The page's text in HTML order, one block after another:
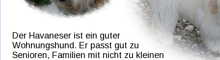
Der Havaneser ist ein guter
Wohnungshund. Er passt gut zu
Senioren, Familien mit nicht zu kleinen